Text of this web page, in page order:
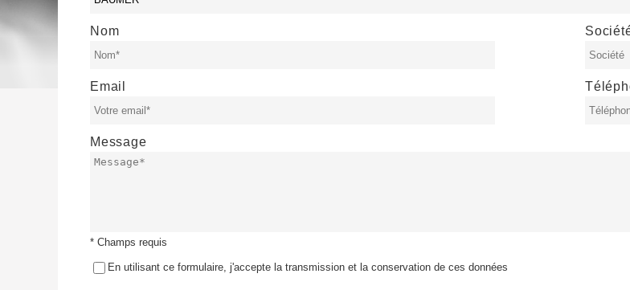
Nom
Email
Message
* Champs requis
En utilisant ce formulaire, j'accepte la transmission et la conservation de ces données